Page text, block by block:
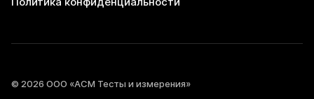
© 2026 ООО «АСМ Тесты и измерения»